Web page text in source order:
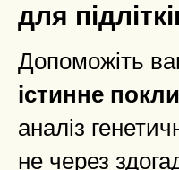
для
Допоможіть
істинне
аналіз
не через